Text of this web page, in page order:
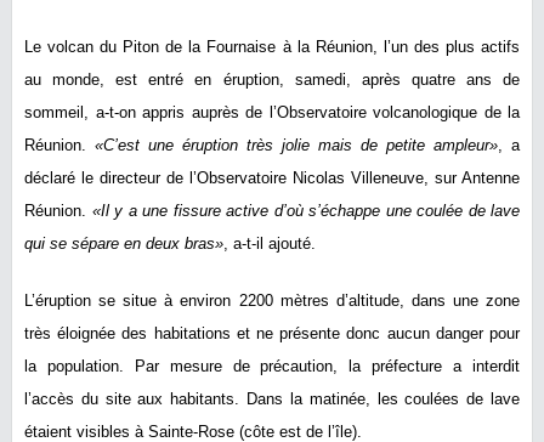
Le volcan du Piton de la Fournaise à la Réunion, l’un des plus actifs
au monde, est entré en éruption, samedi, après quatre ans de
sommeil, a-t-on appris auprès de l’Observatoire volcanologique de la
Réunion. «C’est une éruption très jolie mais de petite ampleur», a
déclaré le directeur de l’Observatoire Nicolas Villeneuve, sur Antenne
Réunion. «Il y a une fissure active d’où s’échappe une coulée de lave
qui se sépare en deux bras», a-t-il ajouté.
L’éruption se situe à environ 2200 mètres d’altitude, dans une zone
très éloignée des habitations et ne présente donc aucun danger pour
la population. Par mesure de précaution, la préfecture a interdit
l’accès du site aux habitants. Dans la matinée, les coulées de lave
étaient visibles à Sainte-Rose (côte est de l’île).